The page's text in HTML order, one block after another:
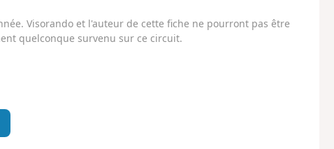
Visorando et l'auteur de cette fiche ne pourront pas être
quelconque survenu sur ce circuit.